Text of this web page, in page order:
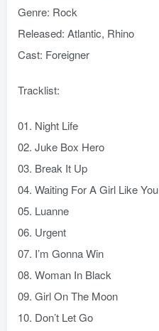
Genre: Rock
Released: Atlantic, Rhino
Cast: Foreigner
Tracklist:
01. Night Life
02. Juke Box Hero
03. Break It Up
04. Waiting For A Girl Like You
05. Luanne
06. Urgent
07. I’m Gonna Win
08. Woman In Black
09. Girl On The Moon
10. Don’t Let Go